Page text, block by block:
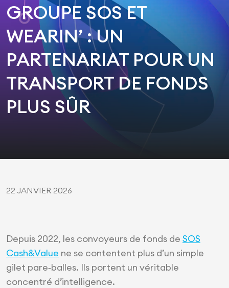
GROUPE SOS ET
WEARIN’ : UN
PARTENARIAT POUR UN
TRANSPORT DE FONDS
PLUS SÛR
22 JANVIER 2026
Depuis 2022, les convoyeurs de fonds de SOS
Cash&Value ne se contentent plus d’un simple
gilet pare‑balles. Ils portent un véritable
concentré d’intelligence.